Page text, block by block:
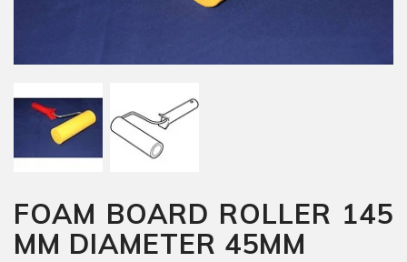
FOAM BOARD ROLLER 145
MM DIAMETER 45MM